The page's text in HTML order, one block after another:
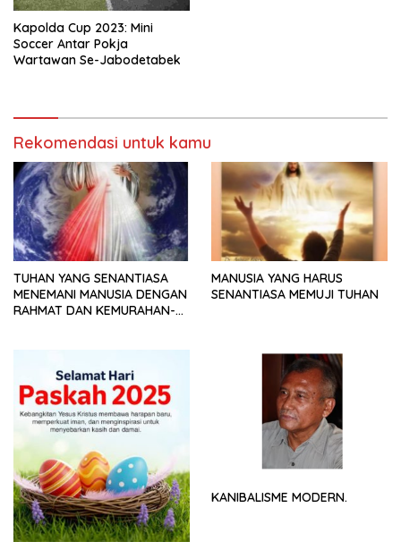
Kapolda Cup 2023: Mini
Soccer Antar Pokja
Wartawan Se-Jabodetabek
Rekomendasi untuk kamu
TUHAN YANG SENANTIASA
MENEMANI MANUSIA DENGAN
RAHMAT DAN KEMURAHAN-
MANUSIA YANG HARUS
SENANTIASA MEMUJI TUHAN
KANIBALISME MODERN.